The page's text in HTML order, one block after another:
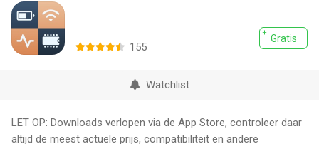
Gratis
155
Watchlist
LET OP: Downloads verlopen via de App Store, controleer daar
altijd de meest actuele prijs, compatibiliteit en andere